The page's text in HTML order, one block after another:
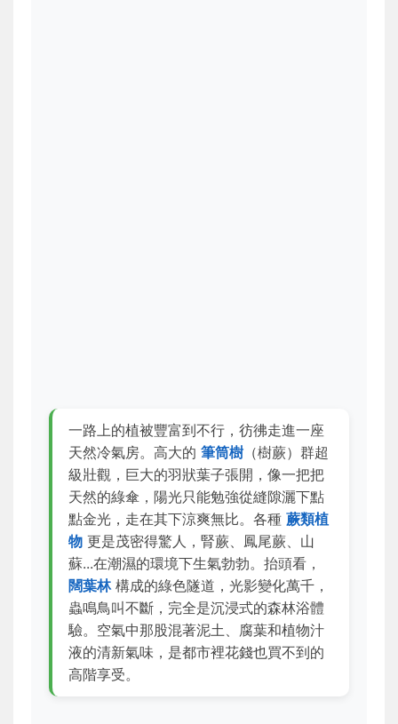
一路上的植被豐富到不行，彷彿走進一座
天然冷氣房。高大的 筆筒樹 （樹蕨）群超
級壯觀，巨大的羽狀葉子張開，像一把把
天然的綠傘，陽光只能勉強從縫隙灑下點
點金光，走在其下涼爽無比。各種 蕨類植
物 更是茂密得驚人，腎蕨、鳳尾蕨、山
蘇...在潮濕的環境下生氣勃勃。抬頭看，
闊葉林構成的綠色隧道，光影變化萬千，
蟲鳴鳥叫不斷，完全是沉浸式的森林浴體
驗。空氣中那股混著泥土、腐葉和植物汁
液的清新氣味，是都市裡花錢也買不到的
高階享受。